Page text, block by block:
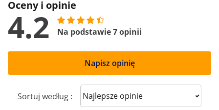
Oceny i opinie
4.2 Na podstawie 7 opinii
Napisz opinię
Sortuj według : Sort reviews